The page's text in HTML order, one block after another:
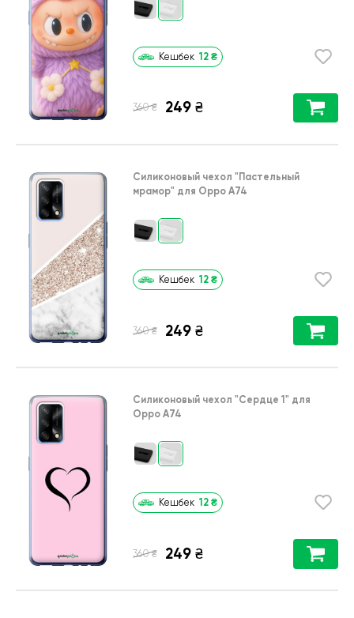
Кешбек 12 ₴
360 ₴ 249 ₴
Силиконовый чехол "Пастельный
мрамор" для Oppo A74
Кешбек 12 ₴
360 ₴ 249 ₴
Силиконовый чехол "Сердце 1" для
Oppo A74
Кешбек 12 ₴
360 ₴ 249 ₴